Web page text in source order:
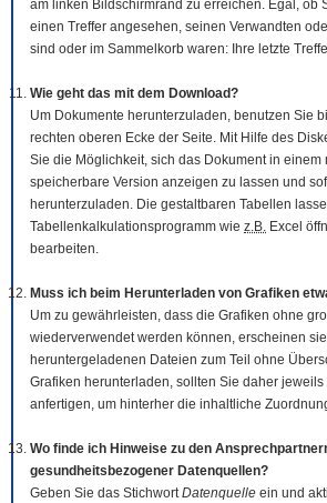
am linken Bildschirmrand zu erreichen. Egal, ob
einen Treffer angesehen, seinen Verwandten
sind oder im Sammelkorb waren: Ihre letzte
Wie geht das mit dem Download?
Um Dokumente herunterzuladen, benutzen Sie
rechten oberen Ecke der Seite. Mit Hilfe des
Sie die Möglichkeit, sich das Dokument in einem
speicherbare Version anzeigen zu lassen und
herunterzuladen. Die gestaltbaren Tabellen
Tabellenkalkulationsprogramm wie z.B. Excel
bearbeiten.
Muss ich beim Herunterladen von Grafiken
Um zu gewährleisten, dass die Grafiken ohne
wiederverwendet werden können, erscheinen
heruntergeladenen Dateien zum Teil ohne
Grafiken herunterladen, sollten Sie daher jeweils
anfertigen, um hinterher die inhaltliche
Wo finde ich Hinweise zu den
gesundheitsbezogener Datenquellen?
Geben Sie das StichwortDatenquelle ein und